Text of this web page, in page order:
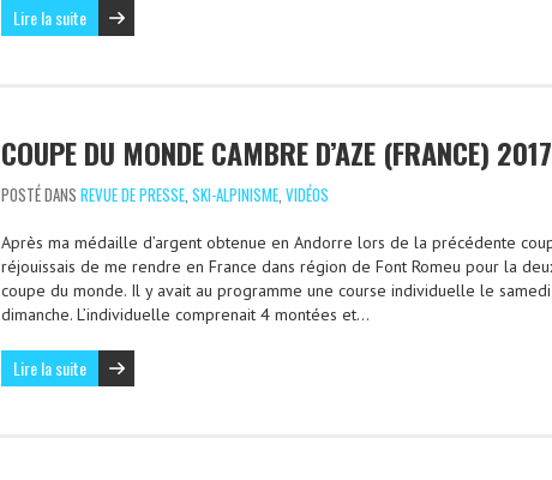
Lire la suite
COUPE DU MONDE CAMBRE D’AZE (FRANCE) 2017
POSTÉ DANS REVUE DE PRESSE, SKI-ALPINISME, VIDÉOS
Après ma médaille d’argent obtenue en Andorre lors de la précédente
réjouissais de me rendre en France dans région de Font Romeu pour la
coupe du monde. Il y avait au programme une course individuelle le
dimanche. L’individuelle comprenait 4 montées et…
Lire la suite